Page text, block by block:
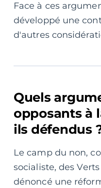
Face à ces
développé une
d'autres
Quels
opposants à
ils défendus
Le camp du non,
socialiste, des
dénoncé une